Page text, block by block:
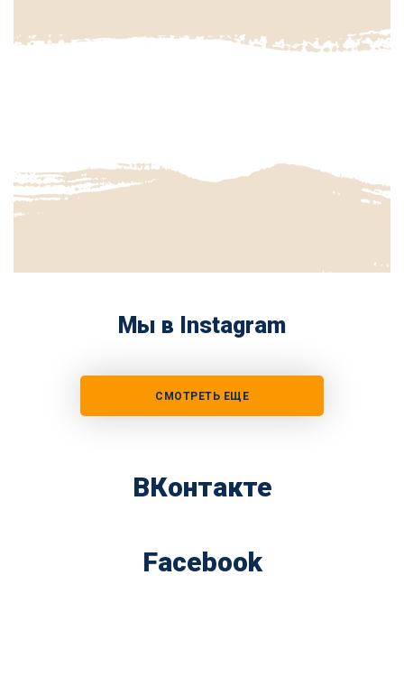
Мы в Instagram
СМОТРЕТЬ ЕЩЕ
ВКонтакте
Facebook